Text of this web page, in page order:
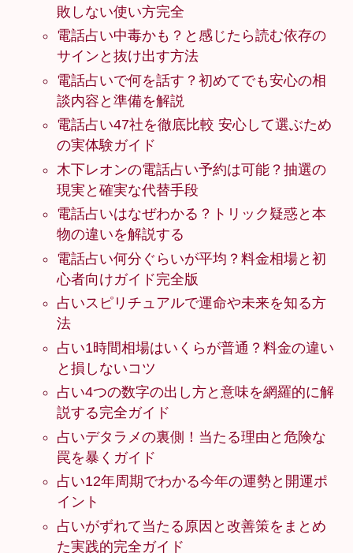
敗しない使い方完全
電話占い中毒かも？と感じたら読む依存の
サインと抜け出す方法
電話占いで何を話す？初めてでも安心の相
談内容と準備を解説
電話占い47社を徹底比較 安心して選ぶため
の実体験ガイド
木下レオンの電話占い予約は可能？抽選の
現実と確実な代替手段
電話占いはなぜわかる？トリック疑惑と本
物の違いを解説する
電話占い何分ぐらいが平均？料金相場と初
心者向けガイド完全版
占いスピリチュアルで運命や未来を知る方
法
占い1時間相場はいくらが普通？料金の違い
と損しないコツ
占い4つの数字の出し方と意味を網羅的に解
説する完全ガイド
占いデタラメの裏側！当たる理由と危険な
罠を暴くガイド
占い12年周期でわかる今年の運勢と開運ポ
イント
占いがずれて当たる原因と改善策をまとめ
た実践的完全ガイド